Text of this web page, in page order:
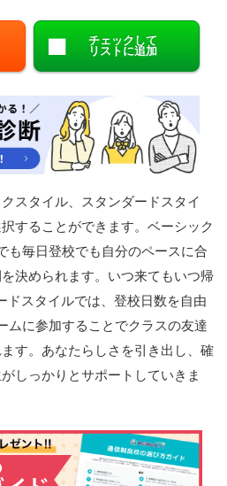
閉じる
チェックして
リストに追加
スタイル、スタンダードスタイ
することができます。ベーシック
も毎日登校でも自分のペースに合
決められます。いつ来てもいつ帰
ドスタイルでは、登校日数を自由
ムに参加することでクラスの友達
す。あなたらしさを引き出し、確
しっかりとサポートしていきま